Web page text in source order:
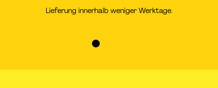
Lieferung innerhalb weniger Werktage.
Zur